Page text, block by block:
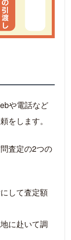
や電話など
をします。
査定の2つの
して査定額
に赴いて調